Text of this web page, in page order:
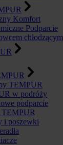
Komfort
Podparcie
chłodzącym
TEMPUR
w podróży
podparcie
TEMPUR
i poszewki